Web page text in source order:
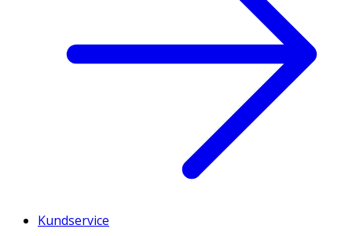
Kundservice